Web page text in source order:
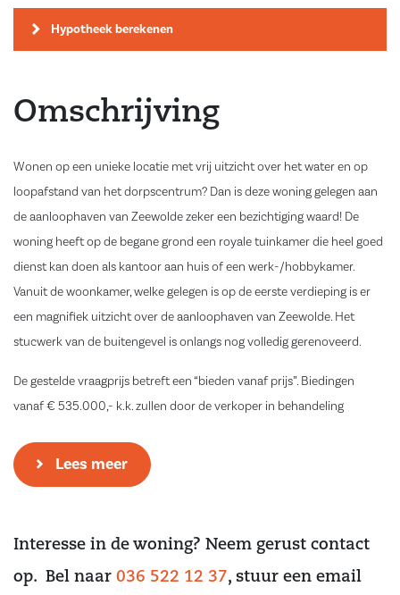
Hypotheek berekenen
Omschrijving
Wonen op een unieke locatie met vrij uitzicht over het water en op
loopafstand van het dorpscentrum? Dan is deze woning gelegen aan
de aanloophaven van Zeewolde zeker een bezichtiging waard! De
woning heeft op de begane grond een royale tuinkamer die heel goed
dienst kan doen als kantoor aan huis of een werk-/hobbykamer.
Vanuit de woonkamer, welke gelegen is op de eerste verdieping is er
een magnifiek uitzicht over de aanloophaven van Zeewolde. Het
stucwerk van de buitengevel is onlangs nog volledig gerenoveerd.
De gestelde vraagprijs betreft een “bieden vanaf prijs”. Biedingen
vanaf € 535.000,- k.k. zullen door de verkoper in behandeling
Indeling;
verdieping, toilet-/ doucheruimte en toegang tot de inpandige, riante
garage. De garage is voorzien van de wasmachineaansluiting en een
Lees meer
Interesse in de woning? Neem gerust contact
op. Bel naar 036 522 12 37, stuur een email